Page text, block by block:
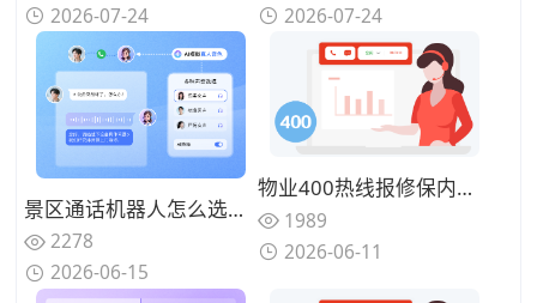
2026-07-24
2026-07-24
景区通话机器人怎么选？2026年5款主流产品适配场景与功能对比
2278
2026-06-15
物业400热线报修保内保外两套流程，通话机器人怎么先判断再建单
1989
2026-06-11